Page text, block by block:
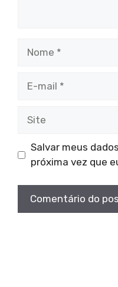
Salvar meus
próxima vez que